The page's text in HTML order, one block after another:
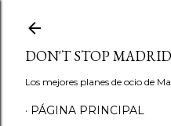
DON'T STOP MADRID
Los mejores planes de ocio de
PÁGINA PRINCIPAL